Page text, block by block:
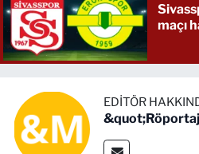
maçı
EDITÖR